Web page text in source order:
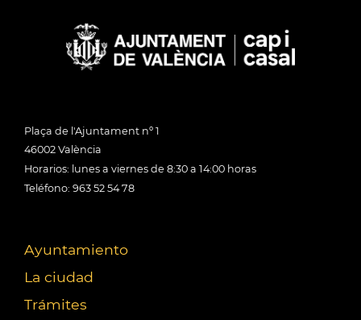
Plaça de l'Ajuntament nº 1
46002 València
Horarios: lunes a viernes de 8:30 a 14:00 horas
Teléfono: 963 52 54 78
Ayuntamiento
La ciudad
Trámites